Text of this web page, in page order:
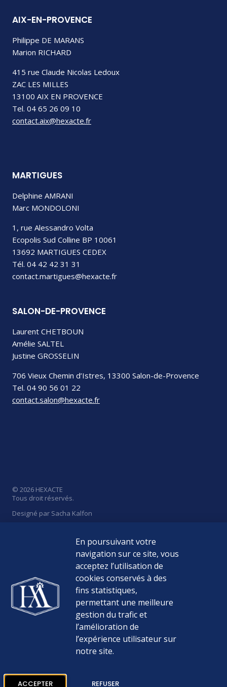
AIX-EN-PROVENCE
Philippe DE MARANS
Marion RICHARD
415 rue Claude Nicolas Ledoux
ZAC LES MILLES
13100 AIX EN PROVENCE
Tel. 04 65 26 09 10
contact.aix@hexacte.fr
MARTIGUES
Delphine AMRANI
Marc MONDOLONI
1, rue Alessandro Volta
Ecopolis Sud Colline BP 10061
13692 MARTIGUES CEDEX
Tél. 04 42 42 31 31
contact.martigues@hexacte.fr
SALON-DE-PROVENCE
Laurent CHETBOUN
Amélie SALTEL
Justine GROSSELIN
706 Vieux Chemin d’Istres, 13300 Salon-de-Provence
Tel. 04 90 56 01 22
contact.salon@hexacte.fr
© 2026 HEXACTE
Tous droit réservés.
Designé par Sacha Kalfon
Politique de Confidentialité
Mentions Légales
Médiateur de la consommation
En poursuivant votre
navigation sur ce site, vous
acceptez l’utilisation de
cookies conservés à des
fins statistiques,
permettant une meilleure
gestion du trafic et
l’amélioration de
l’expérience utilisateur sur
notre site.
ACCEPTER REFUSER